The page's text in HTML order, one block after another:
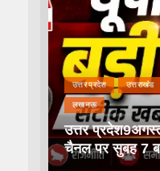
उत्तर प्रदेश उत्तराखंड
लखनऊ
उत्तर
चैनल पर सुबह 7